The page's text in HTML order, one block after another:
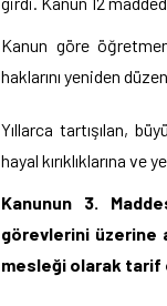
Kanun göre
haklarını yeniden
Yıllarca tartışılan,
hayal kırıklıklarına ve
Kanunun 3.
görevlerini üzerine
mesleği olarak tarif